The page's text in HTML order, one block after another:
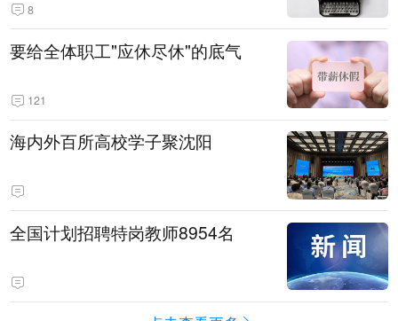
8
要给全体职工"应休尽休"的底气
121
海内外百所高校学子聚沈阳
全国计划招聘特岗教师8954名